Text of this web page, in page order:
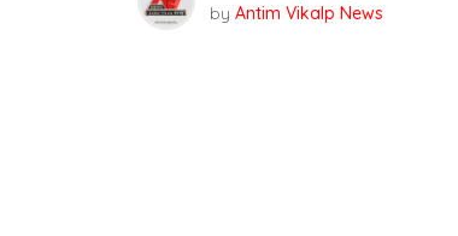
by Antim Vikalp News